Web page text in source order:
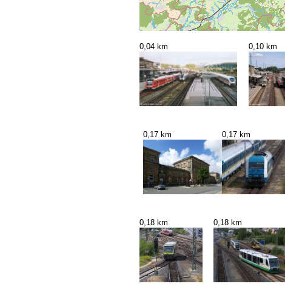
0,04 km 0,10 km
0,17 km 0,17 km
0,18 km 0,18 km